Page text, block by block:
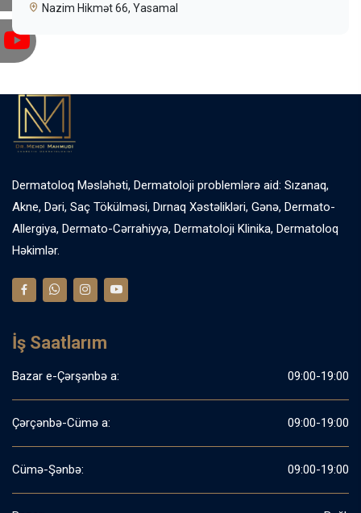
Nazim Hikmət 66, Yasamal
Dermatoloq Məsləhəti, Dermatoloji problemlərə aid: Sızanaq,
Akne, Dəri, Saç Tökülməsi, Dırnaq Xəstəlikləri, Gənə, Dermato-
Allergiya, Dermato-Cərrahiyyə, Dermatoloji Klinika, Dermatoloq
Həkimlər.
İş Saatlarım
Bazar e-Çərşənbə a: 09:00-19:00
Çərçənbə-Cümə a: 09:00-19:00
Cümə-Şənbə: 09:00-19:00